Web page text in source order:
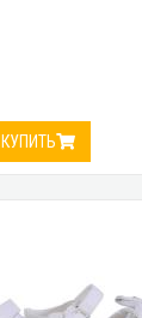
КУПИТЬ